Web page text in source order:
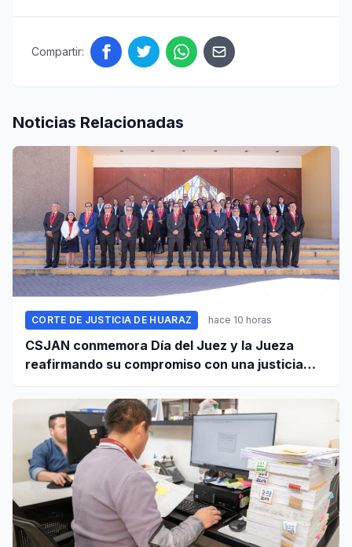
Compartir:
Noticias Relacionadas
CORTE DE JUSTICIA DE HUARAZ hace 10 horas
CSJAN conmemora Día del Juez y la Jueza
reafirmando su compromiso con una justicia